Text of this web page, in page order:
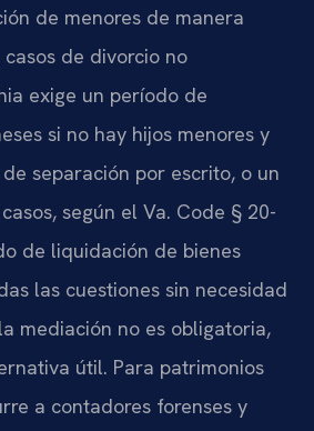
de menores de manera
de divorcio no
exige un período de
si no hay hijos menores y
separación por escrito, o un
según el Va. Code § 20-
de liquidación de bienes
las cuestiones sin necesidad
mediación no es obligatoria,
útil. Para patrimonios
a contadores forenses y